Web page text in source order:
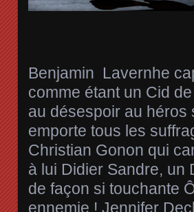
Benjamin Lavernhe
comme étant un Cid
au désespoir au héros
emporte tous les
Christian Gonon qui
à lui Didier Sandre, un
de façon si touchante
ennemie ! Jennifer